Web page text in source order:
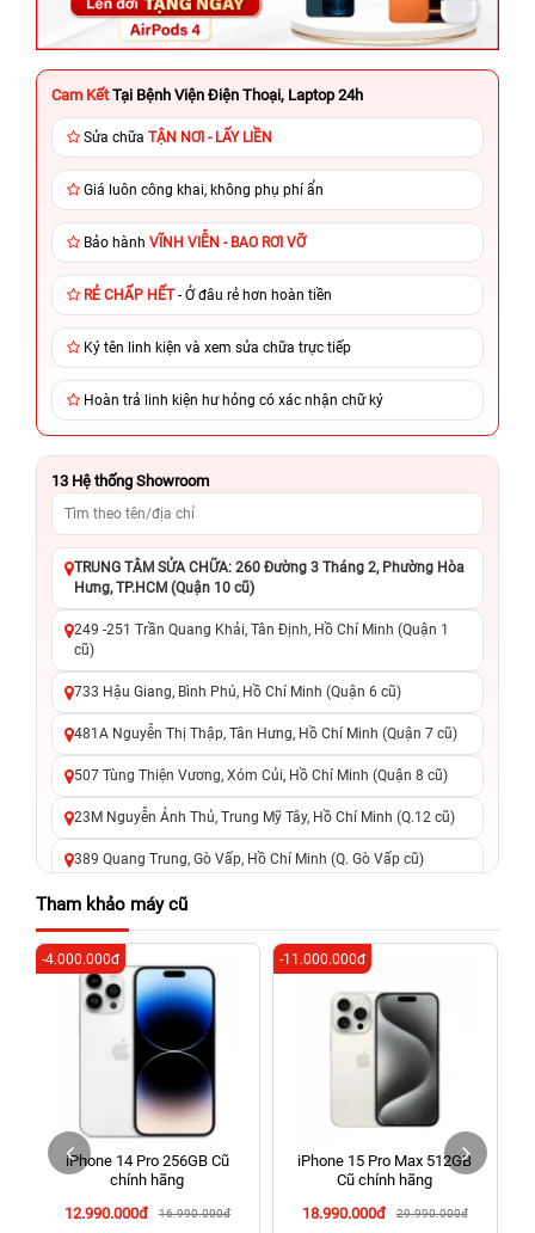
Cam Kết Tại Bệnh Viện Điện Thoại, Laptop 24h
Sửa chữa TẬN NƠI - LẤY LIỀN
Giá luôn công khai, không phụ phí ẩn
Bảo hành VĨNH VIỄN - BAO RƠI VỠ
RẺ CHẤP HẾT- Ở đâu rẻ hơn hoàn tiền
Ký tên linh kiện và xem sửa chữa trực tiếp
Hoàn trả linh kiện hư hỏng có xác nhận chữ ký
13 Hệ thống Showroom
TRUNG TÂM SỬA CHỮA: 260 Đường 3 Tháng 2, Phường Hòa
Hưng, TP.HCM (Quận 10 cũ)
249 -251 Trần Quang Khải, Tân Định, Hồ Chí Minh (Quận 1
cũ)
733 Hậu Giang, Bình Phú, Hồ Chí Minh (Quận 6 cũ)
481A Nguyễn Thị Thập, Tân Hưng, Hồ Chí Minh (Quận 7 cũ)
507 Tùng Thiện Vương, Xóm Củi, Hồ Chí Minh (Quận 8 cũ)
23M Nguyễn Ảnh Thủ, Trung Mỹ Tây, Hồ Chí Minh (Q.12 cũ)
389 Quang Trung, Gò Vấp, Hồ Chí Minh (Q. Gò Vấp cũ)
625 - 625A Âu Cơ, Tân Phú, Hồ Chí Minh (Quận Tân Phú cũ)
326 Lê Văn Việt, Tăng Nhơn Phú, Hồ Chí Minh (Q.9 TP. Thủ
Đức cũ)
256 Võ Văn Ngân, Thủ Đức, Hồ Chí Minh (Bình Thọ, TP. Thủ
70 Nguyễn An Ninh, Dĩ An, Hồ Chí Minh (Bình Dương Cũ)
24h Vũng Tàu: 162A Ba Cu, Vũng Tàu, Hồ Chí Minh (TP. Vũng
Tàu cũ)
198 Hoàng Văn Thụ, Tân Sơn Nhất, Hồ Chí Minh (Tân Bình
Tham khảo máy cũ
iPhone 14 Pro 256GB Cũ
chính hãng
12.990.000đ
16.990.000đ
-4.000.000đ
iPhone 15 Pro Max 512GB
Cũ chính hãng
18.990.000đ
29.990.000đ
-11.000.000đ